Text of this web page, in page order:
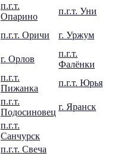
п.г.т.
Опарино
п.г.т. Уни
п.г.т. Оричи г. Уржум
г. Орлов
п.г.т.
Фалёнки
п.г.т.
Пижанка
п.г.т. Юрья
п.г.т.
Подосиновец
г. Яранск
п.г.т.
Санчурск
п.г.т. Свеча